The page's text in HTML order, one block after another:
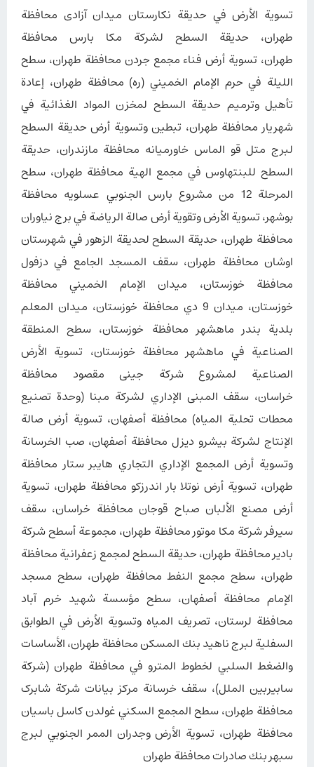
تسوية الأرض في حديقة نكارستان ميدان آزادی محافظة
طهران، حديقة السطح لشركة مكا بارس محافظة
طهران، تسوية أرض فناء مجمع جردن محافظة طهران، سطح
الليلة في حرم الإمام الخميني (ره) محافظة طهران، إعادة
تأهيل وترميم حديقة السطح لمخزن المواد الغذائية في
شهریار محافظة طهران، تبطين وتسوية أرض حديقة السطح
لبرج متل قو الماس خاورميانه محافظة مازندران، حديقة
السطح للبنتهاوس في مجمع الهية محافظة طهران، سطح
المرحلة 12 من مشروع بارس الجنوبي عسلویه محافظة
بوشهر، تسوية الأرض وتقوية أرض صالة الرياضة في برج نياوران
محافظة طهران، حديقة السطح لحديقة الزهور في شهرستان
اوشان محافظة طهران، سقف المسجد الجامع في دزفول
محافظة خوزستان، ميدان الإمام الخميني محافظة
خوزستان، ميدان 9 دي محافظة خوزستان، ميدان المعلم
بلدية بندر ماهشهر محافظة خوزستان، سطح المنطقة
الصناعية في ماهشهر محافظة خوزستان، تسوية الأرض
الصناعية لمشروع شركة جینی مقصود محافظة
خراسان، سقف المبنى الإداري لشركة مبنا (وحدة تصنيع
محطات تحلية المياه) محافظة أصفهان، تسوية أرض صالة
الإنتاج لشركة بیشرو دیزل محافظة أصفهان، صب الخرسانة
وتسوية أرض المجمع الإداري التجاري هايبر ستار محافظة
طهران، تسوية أرض نوتلا بار اندرزكو محافظة طهران، تسوية
أرض مصنع الألبان صباح قوجان محافظة خراسان، سقف
سيرفر شركة مكا موتور محافظة طهران، مجموعة أسطح شركة
بادير محافظة طهران، حديقة السطح لمجمع زعفرانية محافظة
طهران، سطح مجمع النفط محافظة طهران، سطح مسجد
الإمام محافظة أصفهان، سطح مؤسسة شهيد خرم آباد
محافظة لرستان، تصريف المياه وتسوية الأرض في الطوابق
السفلية لبرج ناهيد بنك المسكن محافظة طهران، الأساسات
والضغط السلبي لخطوط المترو في محافظة طهران (شركة
سابیربین الملل)، سقف خرسانة مركز بيانات شركة شابرک
محافظة طهران، سطح المجمع السكني غولدن كاسل باسيان
محافظة طهران، تسوية الأرض وجدران الممر الجنوبي لبرج
سبهر بنك صادرات محافظة طهران